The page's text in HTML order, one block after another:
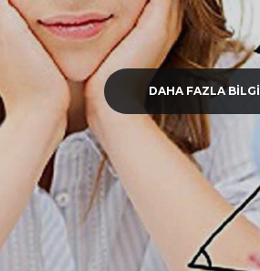
DAHA FAZLA BİLGİ